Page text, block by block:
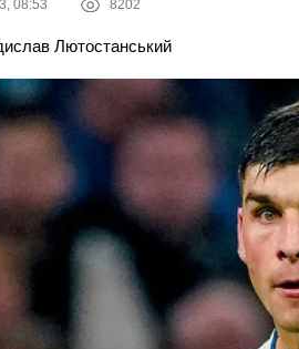
08:53 8202
Лютостанський